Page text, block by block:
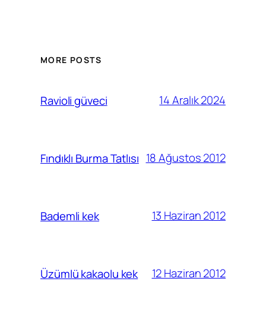
MORE POSTS
Ravioli güveci 14 Aralık 2024
Fındıklı Burma Tatlısı 18 Ağustos 2012
Bademli kek 13 Haziran 2012
Üzümlü kakaolu kek 12 Haziran 2012